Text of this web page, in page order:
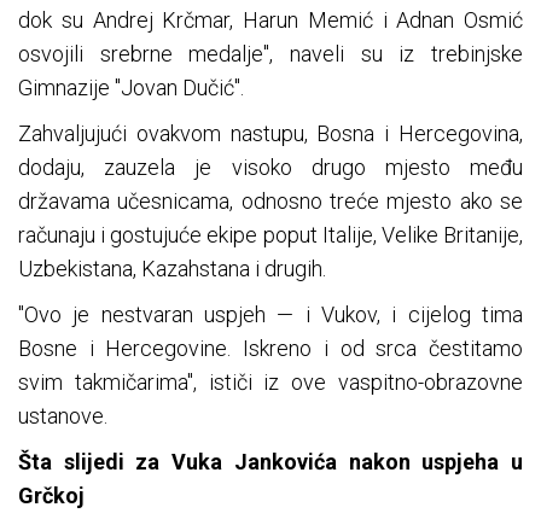
dok su Andrej Krčmar, Harun Memić i Adnan Osmić
osvojili srebrne medalje", naveli su iz trebinjske
Gimnazije "Jovan Dučić".
Zahvaljujući ovakvom nastupu, Bosna i Hercegovina,
dodaju, zauzela je visoko drugo mjesto među
državama učesnicama, odnosno treće mjesto ako se
računaju i gostujuće ekipe poput Italije, Velike Britanije,
Uzbekistana, Kazahstana i drugih.
"Ovo je nestvaran uspjeh — i Vukov, i cijelog tima
Bosne i Hercegovine. Iskreno i od srca čestitamo
svim takmičarima", ističi iz ove vaspitno-obrazovne
ustanove.
Šta slijedi za Vuka Jankovića nakon uspjeha u
Grčkoj